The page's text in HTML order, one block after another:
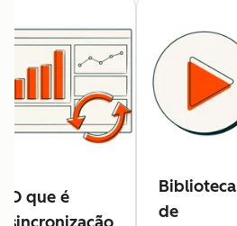
O que é
Biblioteca
de